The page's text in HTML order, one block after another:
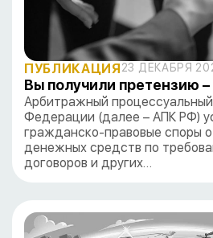
ПУБЛИКАЦИЯ 23 ДЕКАБРЯ
Вы получили претензию –
Арбитражный
Федерации (далее – АПК РФ)
гражданско-правовые споры
денежных средств по
договоров и других…